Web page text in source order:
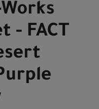
- FACT